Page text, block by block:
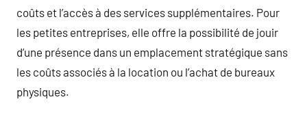
coûts et l’accès à des services supplémentaires. Pour
les petites entreprises, elle offre la possibilité de jouir
d’une présence dans un emplacement stratégique sans
les coûts associés à la location ou l’achat de bureaux
physiques.